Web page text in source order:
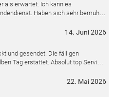
als erwartet. Ich kann es
14. Juni 2026
und gesendet. Die fälligen
Tag erstattet. Absolut top Service
22. Mai 2026